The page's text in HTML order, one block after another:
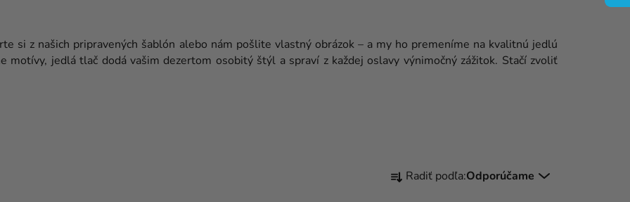
si z našich pripravených šablón alebo nám pošlite vlastný obrázok – a my ho premeníme na kvalitnú jedlú
motívy, jedlá tlač dodá vašim dezertom osobitý štýl a spraví z každej oslavy výnimočný zážitok. Stačí zvoliť
R Radiť podľa:Odporúčame